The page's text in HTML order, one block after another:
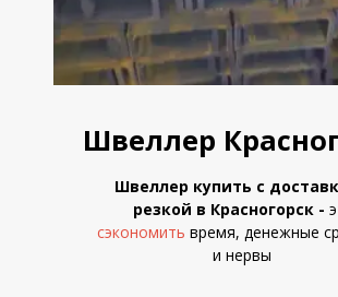
Швеллер
Швеллер купить с
резкой в Красногорск -
сэкономить время, денежные
и нервы